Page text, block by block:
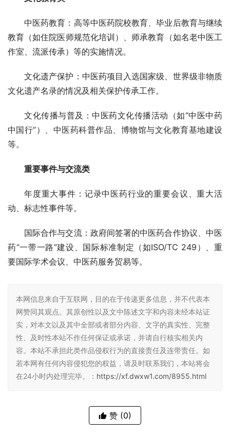
中医药教育：高等中医药院校教育、毕业后教育与继续
教育（如住院医师规范化培训）、师承教育（如名老中医工
作室、流派传承）等的实施情况。
文化遗产保护：中医药项目入选国家级、世界级非物质
文化遗产名录的情况及相关保护传承工作。
文化传播与普及：中医药文化传播活动（如“中医中药
中国行”）、中医药科普作品、博物馆与文化教育基地建设
等。
重要事件与交流类
年度重大事件：记录中医药行业的重要会议、重大活
动、标志性事件等。
国际合作与交流：政府间签署的中医药合作协议、中医
药“一带一路”建设、国际标准制定（如ISO/TC 249）、重
要国际学术会议、中医药服务贸易等。
本网信息来自于互联网，目的在于传递更多信息，并不代表本
网赞同其观点。其原创性以及文中陈述文字和内容未经本站证
实，对本文以及其中全部或者部分内容、文字的真实性、完整
性、及时性本站不作任何保证或承诺，并请自行核实相关内
容。本站不承担此类作品侵权行为的直接责任及连带责任。如
若本网有任何内容侵犯您的权益，请及时联系我们，本站将会
在24小时内处理完毕。： https://xf.dwxw1.com/8955.html
赞 (0)